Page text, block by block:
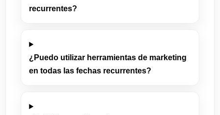
recurrentes?
¿Puedo utilizar herramientas de marketing
en todas las fechas recurrentes?